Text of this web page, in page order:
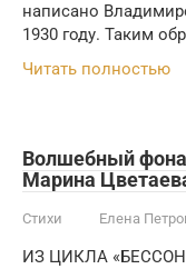
написано
1930 году. Таким
Читать полностью
Волшебный
Марина
Стихи Елена
ИЗ ЦИКЛА